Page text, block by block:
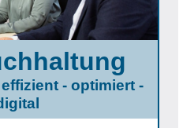
- optimiert -